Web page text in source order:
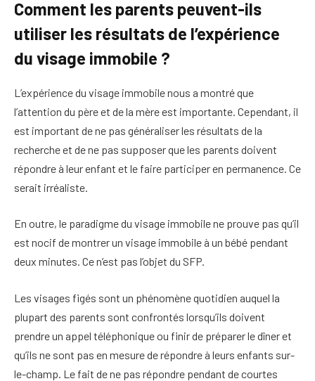
Comment les parents peuvent-ils
utiliser les résultats de l’expérience
du visage immobile ?
L’expérience du visage immobile nous a montré que
l’attention du père et de la mère est importante. Cependant, il
est important de ne pas généraliser les résultats de la
recherche et de ne pas supposer que les parents doivent
répondre à leur enfant et le faire participer en permanence. Ce
serait irréaliste.
En outre, le paradigme du visage immobile ne prouve pas qu’il
est nocif de montrer un visage immobile à un bébé pendant
deux minutes. Ce n’est pas l’objet du SFP.
Les visages figés sont un phénomène quotidien auquel la
plupart des parents sont confrontés lorsqu’ils doivent
prendre un appel téléphonique ou finir de préparer le dîner et
qu’ils ne sont pas en mesure de répondre à leurs enfants sur-
le-champ. Le fait de ne pas répondre pendant de courtes